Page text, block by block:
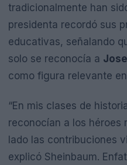
tradicionalmente han
presidenta recordó sus
educativas, señalando
solo se reconocía a
como figura relevante
“En mis clases de
reconocían a los héroes
lado las contribuciones
explicó Sheinbaum.